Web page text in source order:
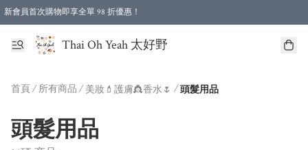
新會員首次購物即享全單 98 折優惠！
特選會員可享全單低至 96 折優惠！
Thai Oh Yeah 太好野
首頁/ 所有商品 / 美妝💄護膚👸香水🌷 /頭髮用品
頭髮用品